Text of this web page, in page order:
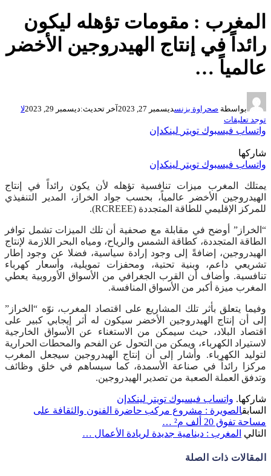
المغرب : مقومات تؤهله ليكون
رائداً في إنتاج الهيدروجين الأخضر
عالمياً …
بواسطة صحراوة بزنسديسمبر 27, 2023 آخر تحديث:ديسمبر 29, 2023
لا
توجد تعليقات
واتساب فيسبوك تويتر لينكدإن
شاركها
واتساب فيسبوك تويتر لينكدإن
يمتلك المغرب ميزات تنافسية تؤهله لأن يكون رائداً في إنتاج
الهيدروجين الأخضر عالمياً، بحسب جواد الخراز، المدير التنفيذي
للمركز الإقليمي للطاقة المتجددة (RCREEE).
“الخراز” أوضح في مقابلة مع صحفية أن تلك الميزات تشمل توافر
الطاقة المتجددة، كطاقة الشمس والرياح، ومياه البحر اللازمة لإنتاج
الهيدروجين، إضافةً إلى وجود إرادة سياسية، فضلا عن وجود إطار
تشريعي داعم، وبنية تحتية، ومحفزات تمويلية، وأسعار كهرباء
تنافسية. وأضاف أن القرب الجغرافي من الأسواق الأوروبية يعطي
المغرب ميزة أكبر من الأسواق المنافسة.
وفيما يتعلق بأثر تلك المشاريع على اقتصاد المغرب، نوّه “الخراز”
إلى أن إنتاج الهيدروجين الأخضر سيكون له أثر إيجابي كبير على
اقتصاد البلاد، حيث سيمكن من الاستغناء عن الأسواق الخارجية
لاستيراد الكهرباء، ويمكن من التحول عن الفحم والمحطات الحرارية
لتوليد الكهرباء. وأشار إلى أن إنتاج الهيدروجين سيجعل المغرب
مركزا رائداً في صناعة الأسمدة، كما سيساهم في خلق وظائف
وتدفق العملة الصعبة من تصدير الهيدروجين.
شاركها. واتساب فيسبوك تويتر لينكدإن
السابقالصويرة : مشروع مركب حاضرة الفنون والثقافة على
مساحة تفوق 20 ألف م² …
التالي المغرب : دينامية جديدة لريادة الأعمال …
المقالات ذات الصلة